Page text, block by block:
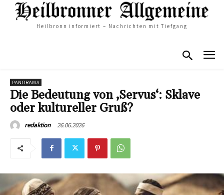
Heilbronn informiert – Nachrichten mit Tiefgang
PANORAMA
Die Bedeutung von ‚Servus‘: Sklave
oder kultureller Gruß?
redaktion 26.06.2026